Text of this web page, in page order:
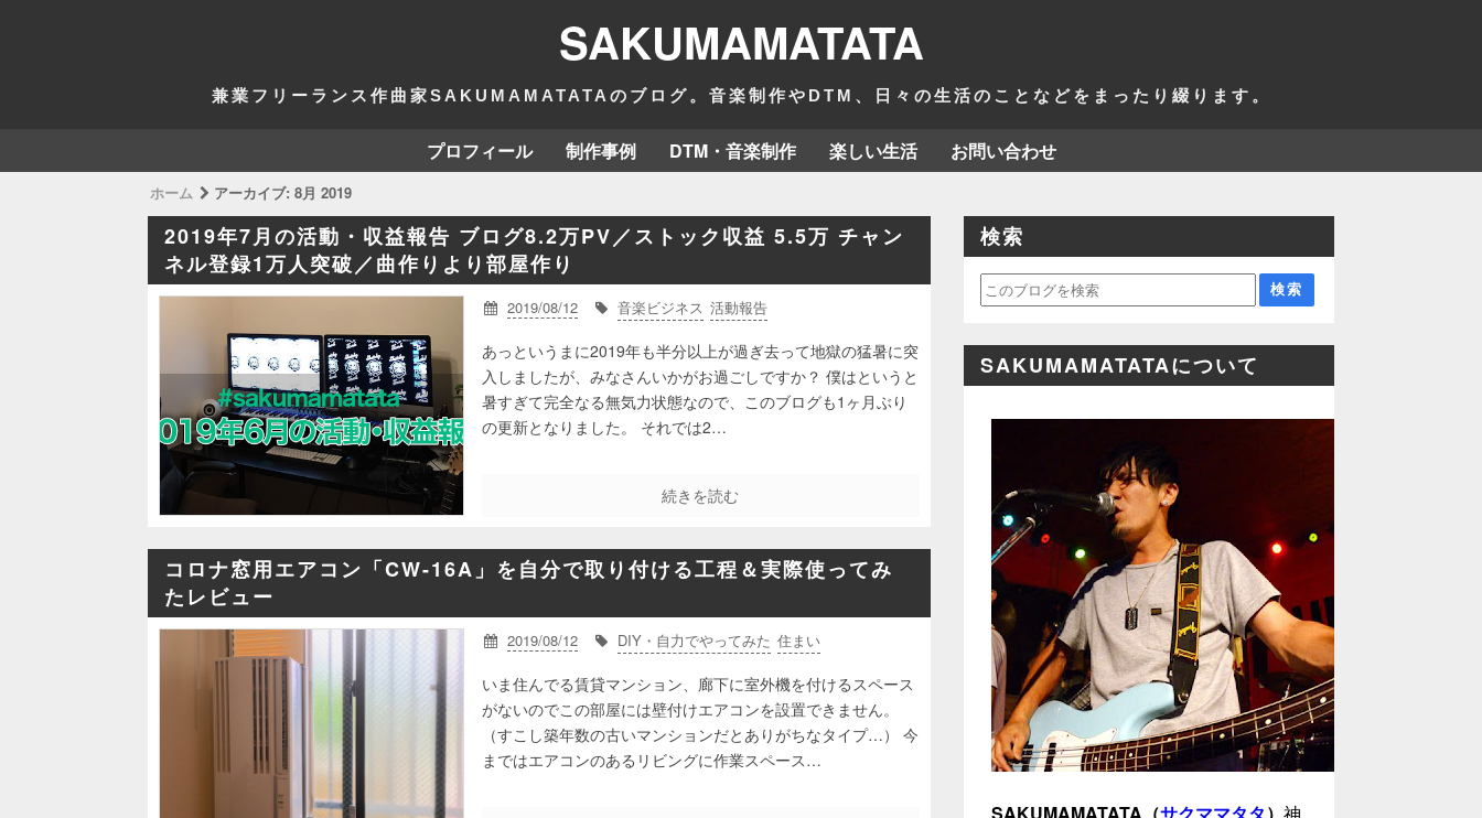
SAKUMAMATATA
兼業フリーランス作曲家SAKUMAMATATAのブログ。音楽制作やDTM、日々の生活のことなどをまったり綴ります。
プロフィール 制作事例 DTM・音楽制作 楽しい生活 お問い合わせ
ホーム アーカイブ:8月 2019
2019年7月の活動・収益報告 ブログ8.2万PV／ストック収益 5.5万 チャン
ネル登録1万人突破／曲作りより部屋作り
2019/08/12 音楽ビジネス 活動報告
あっというまに2019年も半分以上が過ぎ去って地獄の猛暑に突
入しましたが、みなさんいかがお過ごしですか？ 僕はというと
暑すぎて完全なる無気力状態なので、このブログも1ヶ月ぶり
の更新となりました。 それでは2…
続きを読む
コロナ窓用エアコン「CW-16A」を自分で取り付ける工程＆実際使ってみ
たレビュー
2019/08/12 DIY・自力でやってみた 住まい
いま住んでる賃貸マンション、廊下に室外機を付けるスペース
がないのでこの部屋には壁付けエアコンを設置できません。
（すこし築年数の古いマンションだとありがちなタイプ…） 今
まではエアコンのあるリビングに作業スペース…
検索
SAKUMAMATATAについて